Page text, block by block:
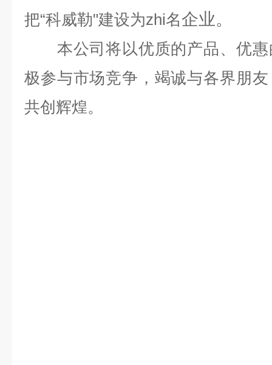
把“科威勒"建设为zhi名企业。
本公司将以优质的产品、优惠
极参与市场竞争，竭诚与各界朋
共创辉煌。